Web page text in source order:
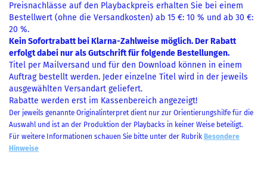
Preisnachlässe auf den Playbackpreis erhalten Sie bei einem
Bestellwert (ohne die Versandkosten) ab 15 €: 10 % und ab 30 €:
20 %.
Kein Sofortrabatt bei Klarna-Zahlweise möglich. Der Rabatt
erfolgt dabei nur als Gutschrift für folgende Bestellungen.
Titel per Mailversand und für den Download können in einem
Auftrag bestellt werden. Jeder einzelne Titel wird in der jeweils
ausgewählten Versandart geliefert.
Rabatte werden erst im Kassenbereich angezeigt!
Der jeweils genannte Originalinterpret dient nur zur Orientierungshilfe für die
Auswahl und ist an der Produktion der Playbacks in keiner Weise beteiligt.
Für weitere Informationen schauen Sie bitte unter der Rubrik Besondere
Hinweise